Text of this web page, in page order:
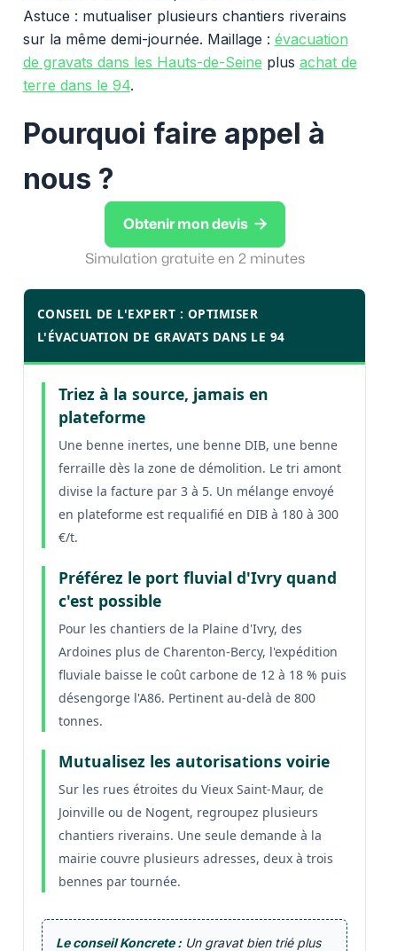
Astuce : mutualiser plusieurs chantiers riverains
sur la même demi-journée. Maillage : évacuation
de gravats dans les Hauts-de-Seine plus achat de
terre dans le 94.
Pourquoi faire appel à
nous ?
Obtenir mon devis 
Simulation gratuite en 2 minutes
CONSEIL DE L'EXPERT : OPTIMISER
L'ÉVACUATION DE GRAVATS DANS LE 94
Triez à la source, jamais en
plateforme
Une benne inertes, une benne DIB, une benne
ferraille dès la zone de démolition. Le tri amont
divise la facture par 3 à 5. Un mélange envoyé
en plateforme est requalifié en DIB à 180 à 300
€/t.
Préférez le port fluvial d'Ivry quand
c'est possible
Pour les chantiers de la Plaine d'Ivry, des
Ardoines plus de Charenton-Bercy, l'expédition
fluviale baisse le coût carbone de 12 à 18 % puis
désengorge l'A86. Pertinent au-delà de 800
tonnes.
Mutualisez les autorisations voirie
Sur les rues étroites du Vieux Saint-Maur, de
Joinville ou de Nogent, regroupez plusieurs
chantiers riverains. Une seule demande à la
mairie couvre plusieurs adresses, deux à trois
bennes par tournée.
Le conseil Koncrete :Un gravat bien trié plus